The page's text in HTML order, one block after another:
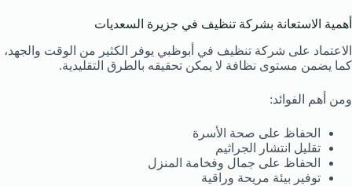
أهمية الاستعانة بشركة تنظيف في جزيرة السعديات
الاعتماد على شركة تنظيف في أبوظبي يوفر الكثير من الوقت والجهد،
كما يضمن مستوى نظافة لا يمكن تحقيقه بالطرق التقليدية.
ومن أهم الفوائد:
الحفاظ على صحة الأسرة
تقليل انتشار الجراثيم
الحفاظ على جمال وفخامة المنزل
توفير بيئة مريحة وراقية